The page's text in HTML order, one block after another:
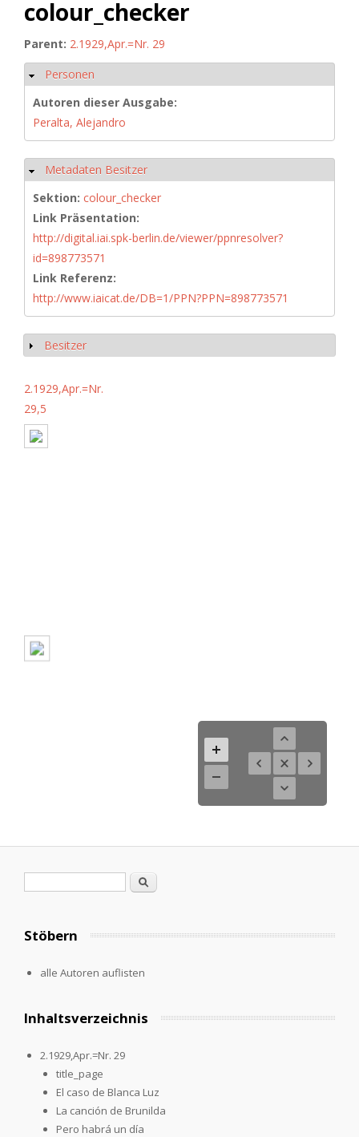
colour_checker
Parent: 2.1929,Apr.=Nr. 29
Hide
Personen
Autoren dieser Ausgabe:
Peralta, Alejandro
Hide
Metadaten Besitzer
Sektion: colour_checker
Link Präsentation:
http://digital.iai.spk-berlin.de/viewer/ppnresolver?
id=898773571
Link Referenz:
http://www.iaicat.de/DB=1/PPN?PPN=898773571
Show
Besitzer
2.1929,Apr.=Nr.
29,5
Search
Stöbern
alle Autoren auflisten
Inhaltsverzeichnis
2.1929,Apr.=Nr. 29
title_page
El caso de Blanca Luz
La canción de Brunilda
Pero habrá un día